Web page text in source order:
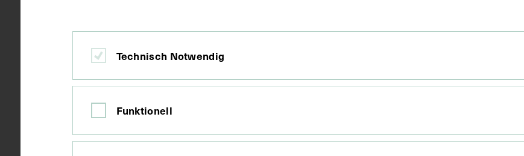
Papier
Technisch Notwendig
Funktionell